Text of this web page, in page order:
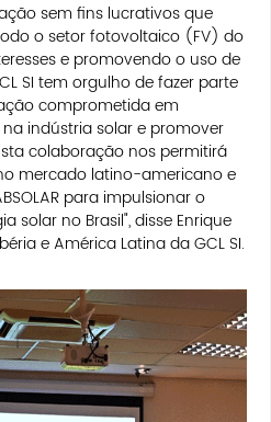
sem fins lucrativos que
o setor fotovoltaico (FV) do
e promovendo o uso de
SI tem orgulho de fazer parte
comprometida em
indústria solar e promover
colaboração nos permitirá
mercado latino-americano e
para impulsionar o
solar no Brasil", disse Enrique
e América Latina da GCL SI.